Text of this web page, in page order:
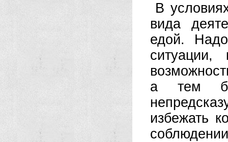
В
вида
едой.
а тем
избежать